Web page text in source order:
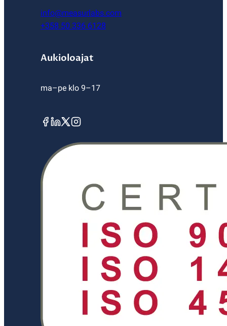
info@measurlabs.com
+358 50 336 6128
Aukioloajat
ma–pe klo 9–17